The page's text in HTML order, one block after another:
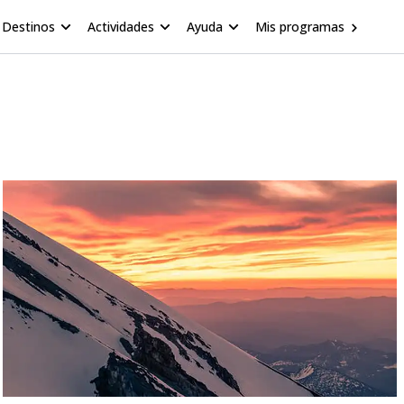
Destinos Actividades Ayuda Mis programas